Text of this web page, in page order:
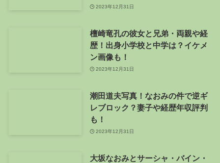
2023年12月31日
檀崎竜孔の彼女と兄弟・両親や経
歴！出身小学校と中学は？イケメ
ン画像も！
2023年12月31日
潮田道夫写真！なおみの件で逆ギ
レブロック？妻子や経歴年収評判
も！
2023年12月31日
大坂なおみとサーシャ・バイン・